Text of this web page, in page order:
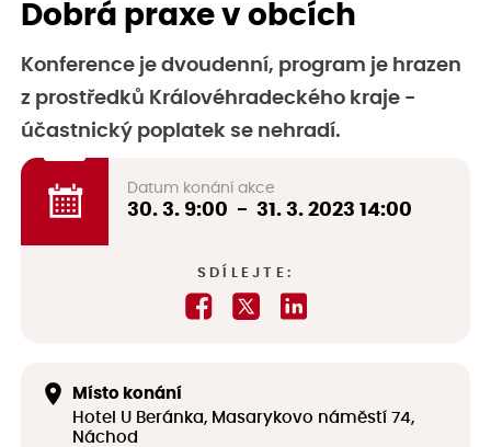
Dobrá praxe v obcích
Konference je dvoudenní, program je hrazen
z prostředků Královéhradeckého kraje -
účastnický poplatek se nehradí.
Datum konání akce
30. 3. 9:00 - 31. 3. 2023 14:00
SDÍLEJTE:
Místo konání
Hotel U Beránka, Masarykovo náměstí 74,
Náchod